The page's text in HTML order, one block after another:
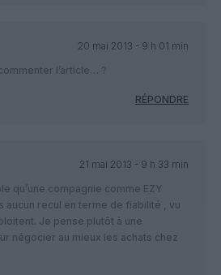
20 mai 2013 - 9 h 01 min
l’article… ?
RÉPONDRE
21 mai 2013 - 9 h 33 min
qu’une compagnie comme EZY
aucun recul en terme de fiabilité , vu
Je pense plutôt à une
négocier au mieux les achats chez